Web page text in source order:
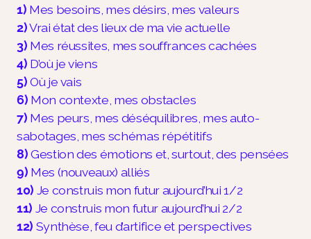
1) Mes besoins, mes désirs, mes valeurs
2)Vrai état des lieux de ma vie actuelle
3) Mes réussites, mes souffrances cachées
4) D’où je viens
5)Où je vais
6) Mon contexte, mes obstacles
7) Mes peurs, mes déséquilibres, mes auto-
sabotages, mes schémas répétitifs
8)Gestion des émotions et, surtout, des pensées
9) Mes (nouveaux) alliés
10) Je construis mon futur aujourd’hui 1/2
11) Je construis mon futur aujourd’hui 2/2
12) Synthèse, feu d’artifice et perspectives